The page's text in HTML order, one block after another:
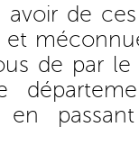
avoir de
et
de par le
en